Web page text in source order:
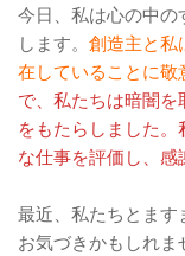
今日、私は心の中の
します。 創造主と私
在していることに敬
で、私たちは暗闇
をもたらしました
な仕事を評価し、感
最近、私たちとます
お気づきかもしれま